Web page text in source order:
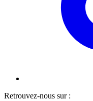
Retrouvez-nous sur :